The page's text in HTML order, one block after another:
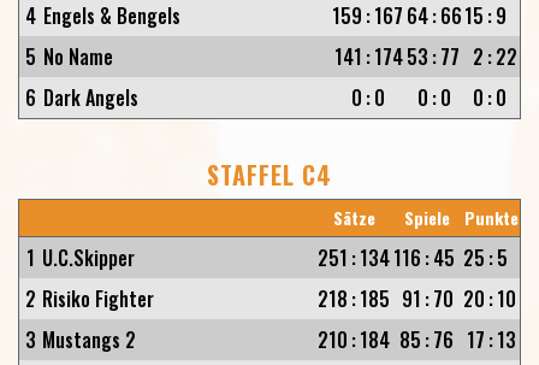
4 Engels & Bengels 159 :167 64:6615 :9
5 No Name 141 :17453 :77 2 :22
6 Dark Angels 0 :0 0 :0 0 :0
STAFFEL C4
Sätze Spiele Punkte
1 U.C.Skipper 251 :134116 :45 25 :5
2 Risiko Fighter 218 :185 91 :70 20 :10
3 Mustangs 2 210 :184 85 :76 17 :13